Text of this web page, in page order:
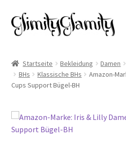
Zur
Navigation
Zum
Inhalt
Cookie-Richtlinie (EU)
Impressum
Startseite Bekleidung Damen
BHs
Klassische BHs
Amazon-
Cups Support Bügel-BH